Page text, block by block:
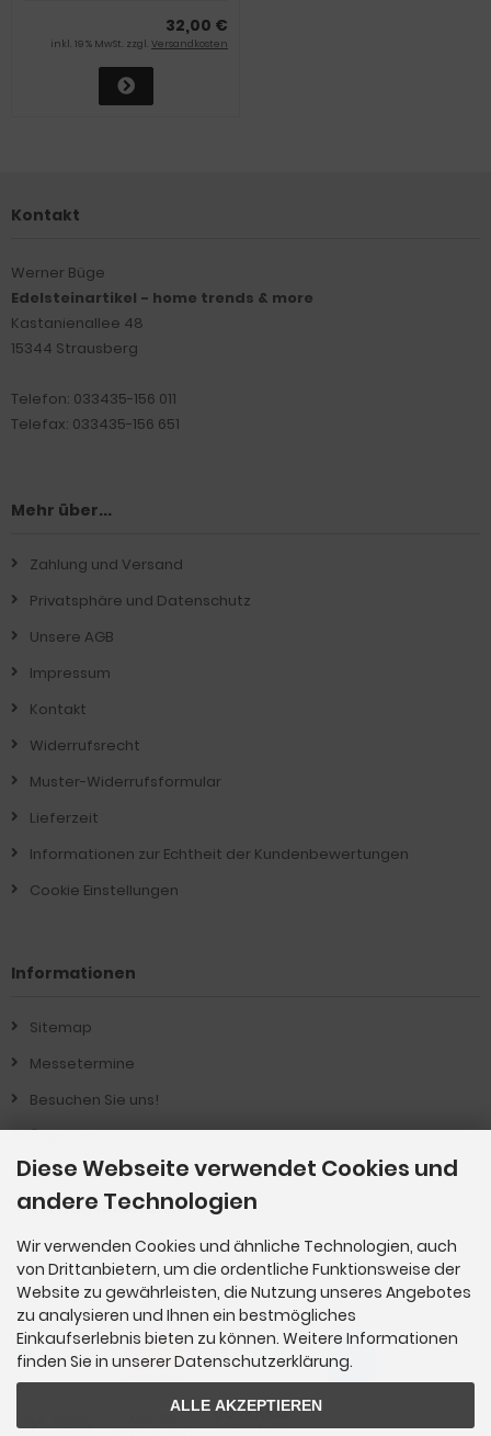
32,00 €
inkl. 19 % MwSt. zzgl. Versandkosten
Kontakt
Werner Büge
Edelsteinartikel - home trends & more
Kastanienallee 48
15344 Strausberg
Telefon: 033435-156 011
Telefax: 033435-156 651
Mehr über...
Zahlung und Versand
Privatsphäre und Datenschutz
Unsere AGB
Impressum
Kontakt
Widerrufsrecht
Muster-Widerrufsformular
Lieferzeit
Informationen zur Echtheit der Kundenbewertungen
Cookie Einstellungen
Informationen
Sitemap
Messetermine
Besuchen Sie uns!
Über Uns !
Produkt-Informationen
Vertrag widerrufen
Zahlungsmethoden
Diese Webseite verwendet Cookies und
andere Technologien
Wir verwenden Cookies und ähnliche Technologien, auch
von Drittanbietern, um die ordentliche Funktionsweise der
Website zu gewährleisten, die Nutzung unseres Angebotes
zu analysieren und Ihnen ein bestmögliches
Einkaufserlebnis bieten zu können. Weitere Informationen
finden Sie in unserer Datenschutzerklärung.
ALLE AKZEPTIEREN